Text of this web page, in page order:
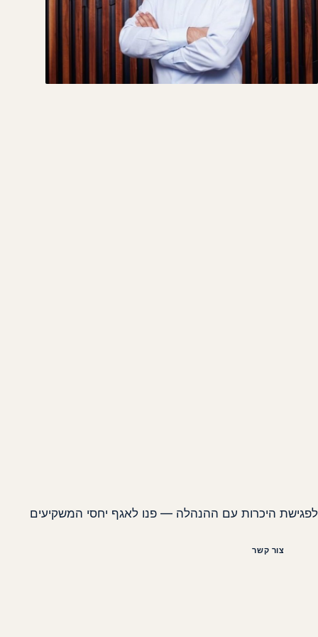
לפגישת היכרות עם ההנהלה — פנו לאגף יחסי המשקיעים
צור קשר